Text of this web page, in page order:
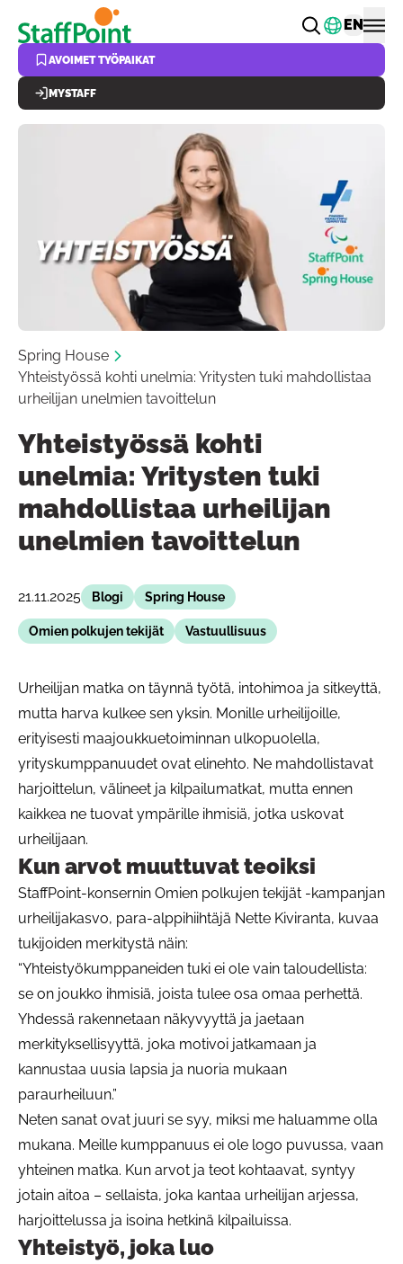
Hyppää pääsisältöön Vaihda
EN
AVOIMET TYÖPAIKAT
MYSTAFF
Spring House
Yhteistyössä kohti unelmia: Yritysten tuki mahdollistaa
urheilijan unelmien tavoittelun
Yhteistyössä kohti
unelmia: Yritysten tuki
mahdollistaa urheilijan
unelmien tavoittelun
21.11.2025 Blogi Spring House
Omien polkujen tekijät Vastuullisuus
Urheilijan matka on täynnä työtä, intohimoa ja sitkeyttä,
mutta harva kulkee sen yksin. Monille urheilijoille,
erityisesti maajoukkuetoiminnan ulkopuolella,
yrityskumppanuudet ovat elinehto. Ne mahdollistavat
harjoittelun, välineet ja kilpailumatkat, mutta ennen
kaikkea ne tuovat ympärille ihmisiä, jotka uskovat
urheilijaan.
Kun arvot muuttuvat teoiksi
StaffPoint-konsernin Omien polkujen tekijät -kampanjan
urheilijakasvo, para-alppihiihtäjä Nette Kiviranta, kuvaa
tukijoiden merkitystä näin:
“Yhteistyökumppaneiden tuki ei ole vain taloudellista:
se on joukko ihmisiä, joista tulee osa omaa perhettä.
Yhdessä rakennetaan näkyvyyttä ja jaetaan
merkityksellisyyttä, joka motivoi jatkamaan ja
kannustaa uusia lapsia ja nuoria mukaan
paraurheiluun.”
Neten sanat ovat juuri se syy, miksi me haluamme olla
mukana. Meille kumppanuus ei ole logo puvussa, vaan
yhteinen matka. Kun arvot ja teot kohtaavat, syntyy
jotain aitoa – sellaista, joka kantaa urheilijan arjessa,
harjoittelussa ja isoina hetkinä kilpailuissa.
Yhteistyö, joka luo